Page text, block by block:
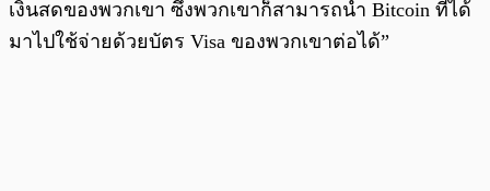
เงินสดของพวกเขา ซึ่งพวกเขาก็สามารถนำ Bitcoin ที่ได้
มาไปใช้จ่ายด้วยบัตร Visa ของพวกเขาต่อได้”